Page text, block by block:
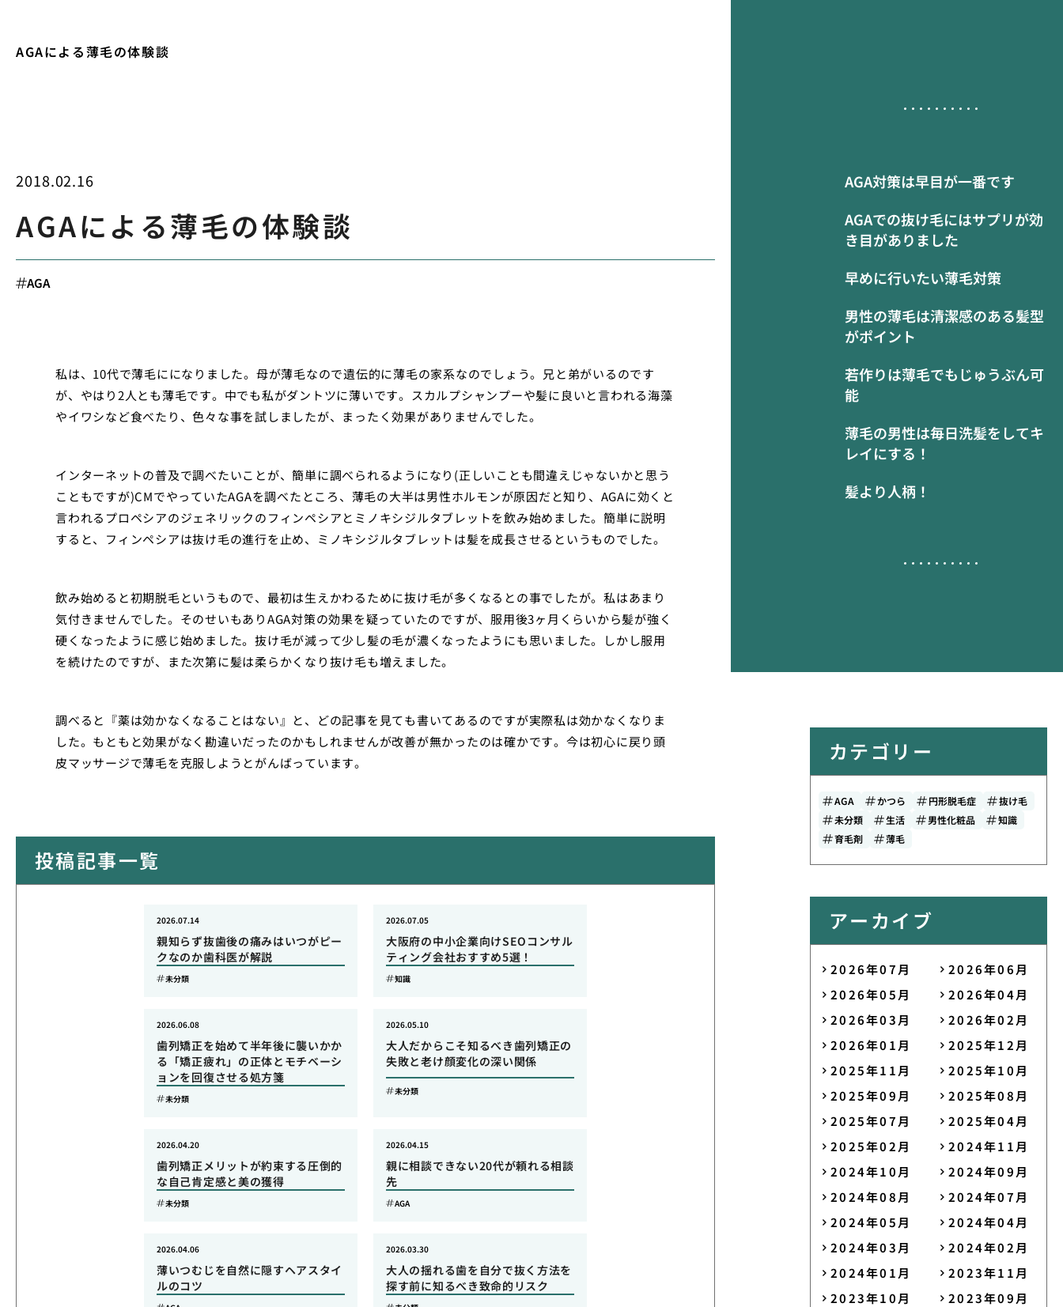
AGAによる薄毛の体験談
AGA対策は早目が一番です
AGAでの抜け毛にはサプリが効
き目がありました
早めに行いたい薄毛対策
男性の薄毛は清潔感のある髪型
がポイント
若作りは薄毛でもじゅうぶん可
能
薄毛の男性は毎日洗髪をしてキ
レイにする！
髪より人柄！
2018.02.16
AGAによる薄毛の体験談
AGA
私は、10代で薄毛にになりました。母が薄毛なので遺伝的に薄毛の家系なのでしょう。兄と弟がいるのです
が、やはり2人とも薄毛です。中でも私がダントツに薄いです。スカルプシャンプーや髪に良いと言われる海藻
やイワシなど食べたり、色々な事を試しましたが、まったく効果がありませんでした。
インターネットの普及で調べたいことが、簡単に調べられるようになり(正しいことも間違えじゃないかと思う
こともですが)CMでやっていたAGAを調べたところ、薄毛の大半は男性ホルモンが原因だと知り、AGAに効くと
言われるプロペシアのジェネリックのフィンペシアとミノキシジルタブレットを飲み始めました。簡単に説明
すると、フィンペシアは抜け毛の進行を止め、ミノキシジルタブレットは髪を成長させるというものでした。
飲み始めると初期脱毛というもので、最初は生えかわるために抜け毛が多くなるとの事でしたが。私はあまり
気付きませんでした。そのせいもありAGA対策の効果を疑っていたのですが、服用後3ヶ月くらいから髪が強く
硬くなったように感じ始めました。抜け毛が減って少し髪の毛が濃くなったようにも思いました。しかし服用
を続けたのですが、また次第に髪は柔らかくなり抜け毛も増えました。
調べると『薬は効かなくなることはない』と、どの記事を見ても書いてあるのですが実際私は効かなくなりま
した。もともと効果がなく勘違いだったのかもしれませんが改善が無かったのは確かです。今は初心に戻り頭
皮マッサージで薄毛を克服しようとがんばっています。
投稿記事一覧
親知らず抜歯後の痛みはいつがピー
クなのか歯科医が解説
2026.07.14
未分類
大阪府の中小企業向けSEOコンサル
ティング会社おすすめ5選！
2026.07.05
知識
歯列矯正を始めて半年後に襲いかか
る「矯正疲れ」の正体とモチベーシ
ョンを回復させる処方箋
2026.06.08
未分類
大人だからこそ知るべき歯列矯正の
失敗と老け顔変化の深い関係
2026.05.10
未分類
歯列矯正メリットが約束する圧倒的
な自己肯定感と美の獲得
2026.04.20
未分類
親に相談できない20代が頼れる相談
先
2026.04.15
AGA
薄いつむじを自然に隠すヘアスタイ
ルのコツ
2026.04.06
大人の揺れる歯を自分で抜く方法を
探す前に知るべき致命的リスク
2026.03.30
カテゴリー
AGA かつら 円形脱毛症
抜け毛
未分類
生活 男性化粧品
知識
育毛剤
薄毛
アーカイブ
2026年07月
2026年06月
2026年05月
2026年04月
2026年03月
2026年02月
2026年01月
2025年12月
2025年11月
2025年10月
2025年09月
2025年08月
2025年07月
2025年04月
2025年02月
2024年11月
2024年10月
2024年09月
2024年08月
2024年07月
2024年05月
2024年04月
2024年03月
2024年02月
2024年01月
2023年11月
2023年10月
2023年09月